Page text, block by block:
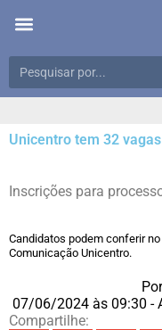
Unicentro tem 32
Inscrições para
Candidatos podem conferir
Comunicação Unicentro.
07/06/2024 às 09:30 -
Compartilhe: